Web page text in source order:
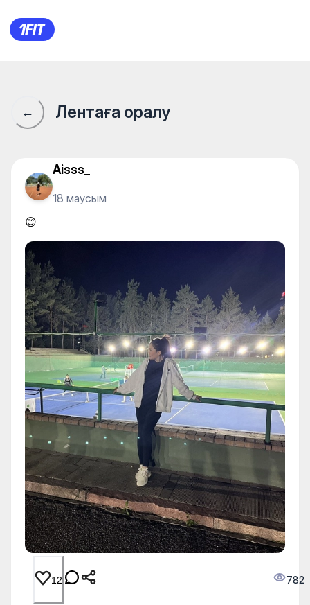
😊
← Лентаға оралу
Aisss_
18 маусым
😊
12 782